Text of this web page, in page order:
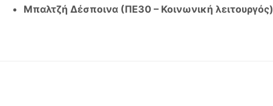
Μπαλτζή Δέσποινα (ΠΕ30 – Κοινωνική λειτουργός)